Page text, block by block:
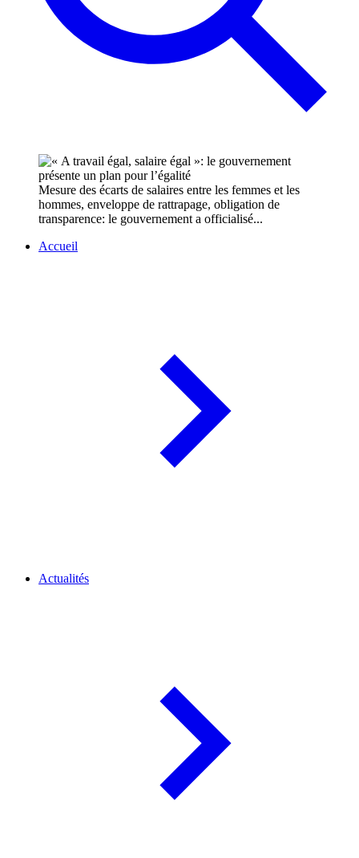
Mesure des écarts de salaires entre les femmes et les
hommes, enveloppe de rattrapage, obligation de
transparence: le gouvernement a officialisé...
Accueil
Actualités